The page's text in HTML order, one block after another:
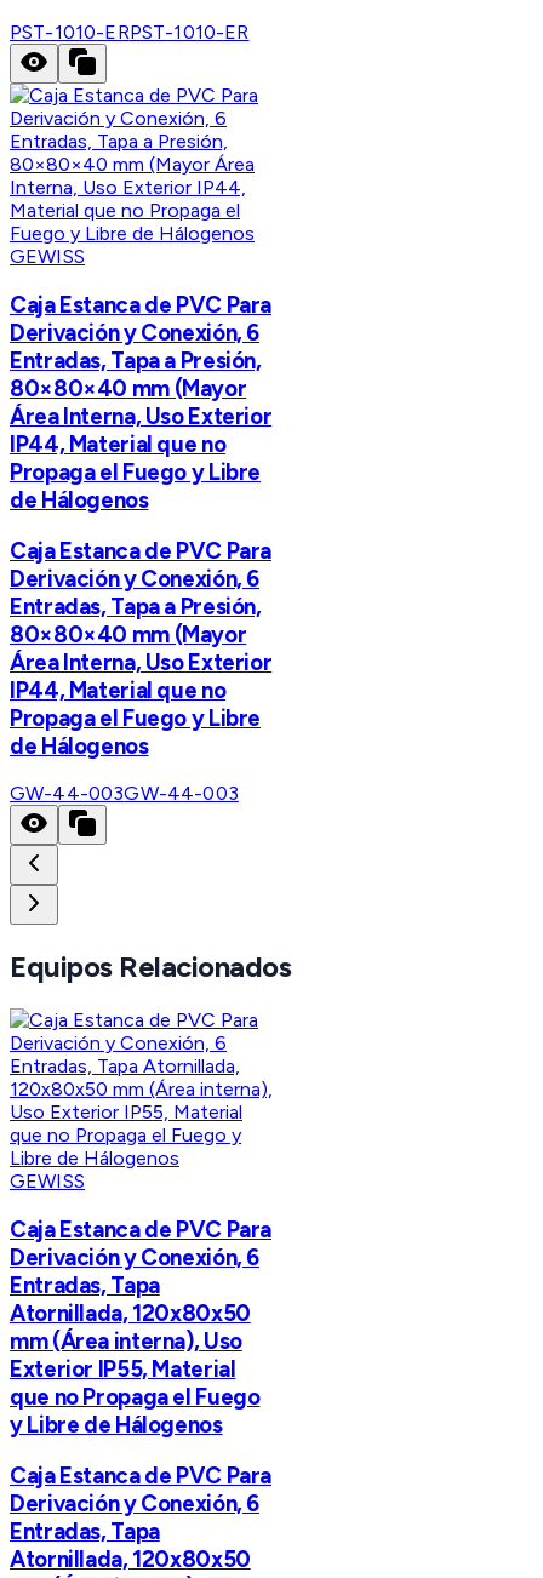
PST-1010-ERPST-1010-ER
GEWISS
Caja Estanca de PVC Para
Derivación y Conexión, 6
Entradas, Tapa a Presión,
80×80×40 mm (Mayor
Área Interna, Uso Exterior
IP44, Material que no
Propaga el Fuego y Libre
de Hálogenos
Caja Estanca de PVC Para
Derivación y Conexión, 6
Entradas, Tapa a Presión,
80×80×40 mm (Mayor
Área Interna, Uso Exterior
IP44, Material que no
Propaga el Fuego y Libre
de Hálogenos
GW-44-003GW-44-003
Equipos Relacionados
GEWISS
Caja Estanca de PVC Para
Derivación y Conexión, 6
Entradas, Tapa
Atornillada, 120x80x50
mm (Área interna), Uso
Exterior IP55, Material
que no Propaga el Fuego
y Libre de Hálogenos
Caja Estanca de PVC Para
Derivación y Conexión, 6
Entradas, Tapa
Atornillada, 120x80x50